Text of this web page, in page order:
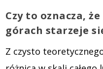
Czy to oznacza,
górach starzeje
Z czysto